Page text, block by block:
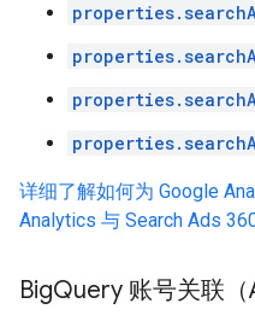
详细了解如何为 Google
Analytics 与 Search Ads
BigQuery 账号关联（